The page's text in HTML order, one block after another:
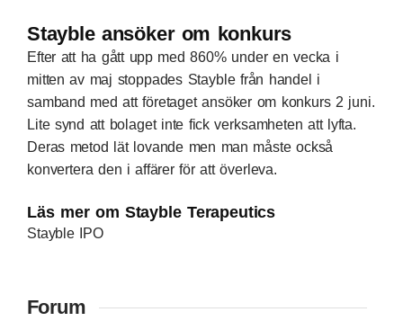
Stayble ansöker om konkurs
Efter att ha gått upp med 860% under en vecka i
mitten av maj stoppades Stayble från handel i
samband med att företaget ansöker om konkurs 2 juni.
Lite synd att bolaget inte fick verksamheten att lyfta.
Deras metod lät lovande men man måste också
konvertera den i affärer för att överleva.
Läs mer om Stayble Terapeutics
Stayble IPO
Forum